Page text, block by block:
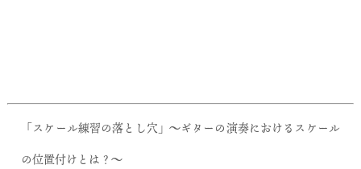
「スケール練習の落とし穴」〜ギターの演奏におけるスケール
の位置付けとは？〜